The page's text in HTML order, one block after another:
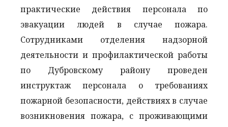
практические действия персонала по
эвакуации людей в случае пожара.
Сотрудниками отделения надзорной
деятельности и профилактической работы
по Дубровскому району проведен
инструктаж персонала о требованиях
пожарной безопасности, действиях в случае
возникновения пожара, с проживающими